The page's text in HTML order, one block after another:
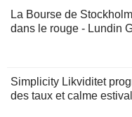
La Bourse de
dans le rouge - Lundin
Simplicity Likviditet
des taux et calme